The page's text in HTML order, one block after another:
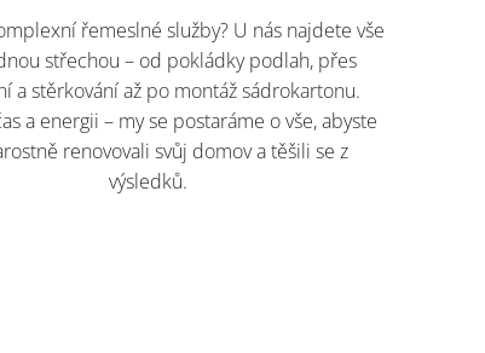
řemeslné služby? U nás najdete vše
střechou – od pokládky podlah, přes
a stěrkování až po montáž sádrokartonu.
a energii – my se postaráme o vše, abyste
renovovali svůj domov a těšili se z
výsledků.